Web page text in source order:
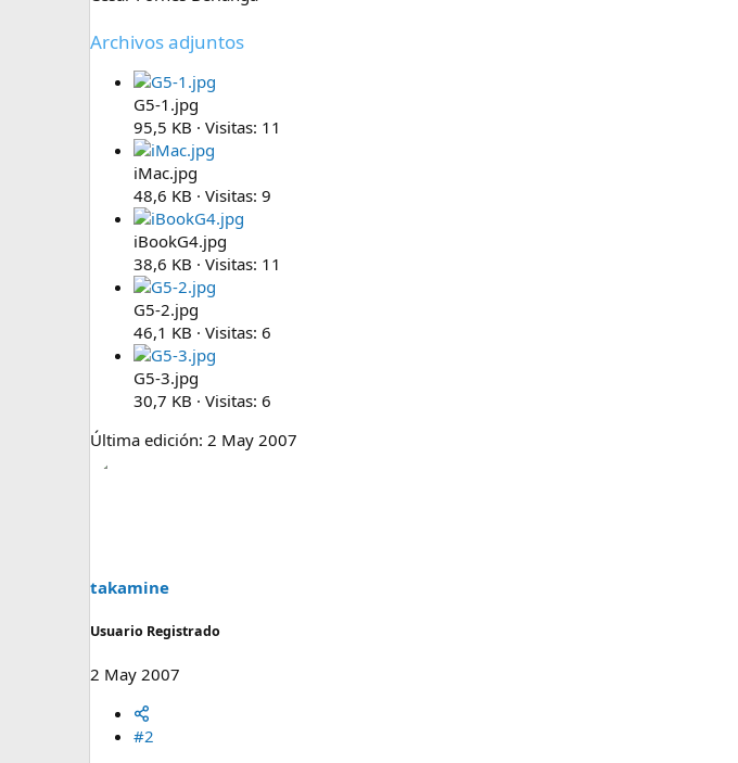
Archivos adjuntos
G5-1.jpg
95,5 KB · Visitas: 11
iMac.jpg
48,6 KB · Visitas: 9
iBookG4.jpg
38,6 KB · Visitas: 11
G5-2.jpg
46,1 KB · Visitas: 6
G5-3.jpg
30,7 KB · Visitas: 6
Última edición: 2 May 2007
takamine
Usuario Registrado
2 May 2007
#2